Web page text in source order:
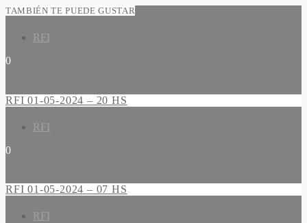
TAMBIÉN TE PUEDE GUSTAR
RFI
0
RFI 01-05-2024 – 20 HS
RFI
0
RFI 01-05-2024 – 07 HS
RFI